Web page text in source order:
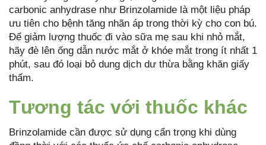
carbonic anhydrase như Brinzolamide là một liệu pháp
ưu tiên cho bệnh tăng nhãn áp trong thời kỳ cho con bú.
Để giảm lượng thuốc đi vào sữa mẹ sau khi nhỏ mắt,
hãy đè lên ống dẫn nước mắt ở khóe mắt trong ít nhất 1
phút, sau đó loại bỏ dung dịch dư thừa bằng khăn giấy
thấm.
Tương tác với thuốc khác
Brinzolamide cần được sử dụng cẩn trọng khi dùng